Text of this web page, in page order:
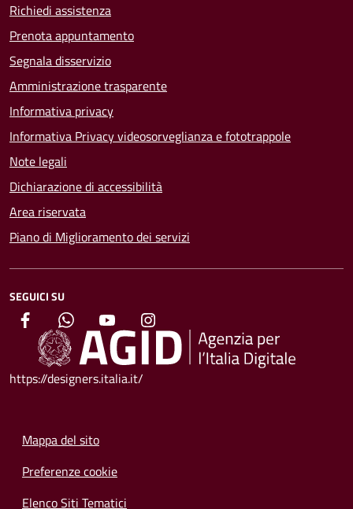
Richiedi assistenza
Prenota appuntamento
Segnala disservizio
Amministrazione trasparente
Informativa privacy
Informativa Privacy videosorveglianza e fototrappole
Note legali
Dichiarazione di accessibilità
Area riservata
Piano di Miglioramento dei servizi
SEGUICI SU
https://designers.italia.it/
Mappa del sito
Preferenze cookie
Elenco Siti Tematici